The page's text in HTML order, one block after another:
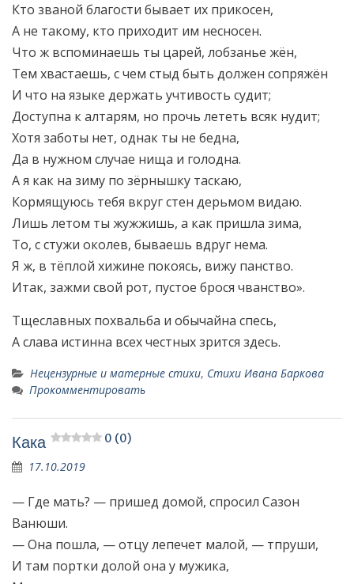
Кто званой благости бывает их прикосен,
А не такому, кто приходит им несносен.
Что ж вспоминаешь ты царей, лобзанье жён,
Тем хвастаешь, с чем стыд быть должен сопряжён
И что на языке держать учтивость судит;
Доступна к алтарям, но прочь лететь всяк нудит;
Хотя заботы нет, однак ты не бедна,
Да в нужном случае нища и голодна.
А я как на зиму по зёрнышку таскаю,
Кормящуюсь тебя вкруг стен дерьмом видаю.
Лишь летом ты жужжишь, а как пришла зима,
То, с стужи околев, бываешь вдруг нема.
Я ж, в тёплой хижине покоясь, вижу панство.
Итак, зажми свой рот, пустое брося чванство».
Тщеславных похвальба и обычайна спесь,
А слава истинна всех честных зрится здесь.
Нецензурные и матерные стихи, Стихи Ивана Баркова
Прокомментировать
Кака 0 (0)
17.10.2019
— Где мать? — пришед домой, спросил Сазон
Ванюши.
— Она пошла, — отцу лепечет малой, — тпруши,
И там портки долой она у мужика,